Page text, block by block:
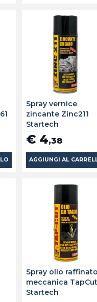
Spray vernice
zincante Zinc211
Startech
€ 4,38
AGGIUNGI AL
Spray olio raffinato
meccanica TapCut
Startech